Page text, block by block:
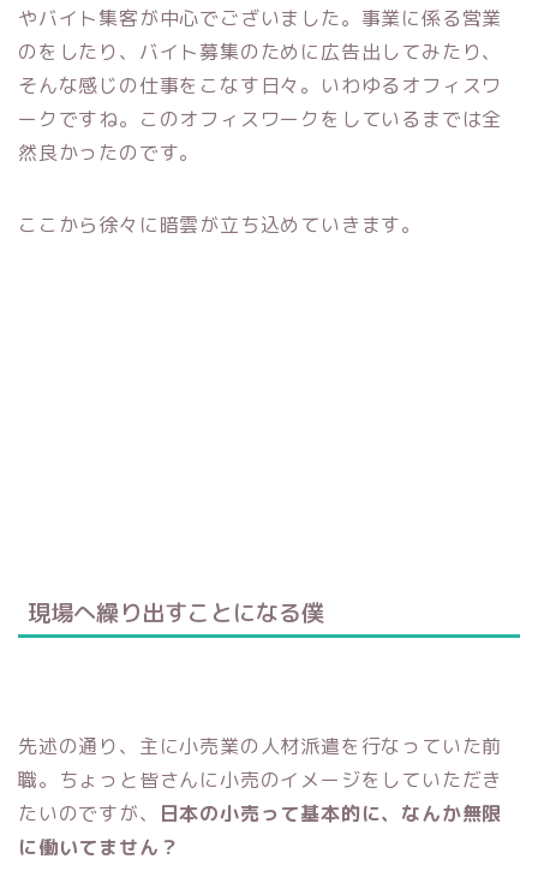
やバイト集客が中心でございました。 事業に係る営業
のをしたり、バイト募集のために広告出してみたり、
そんな感じの仕事をこなす日々。いわゆるオフィスワ
ークですね。このオフィスワークをしているまでは全
然良かったのです。
ここから徐々に暗雲が立ち込めていきます。
現場へ繰り出すことになる僕
先述の通り、主に小売業の人材派遣を行なっていた前
職。 ちょっと皆さんに小売のイメージをしていただき
たいのですが、
日本の小売って基本的に、なんか無限
に働いてません？